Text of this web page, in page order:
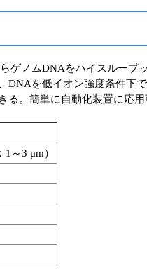
ゲノムDNAをハイスルー
DNAを低イオン強度条件下
。簡単に自動化装置に応用
～3 μm）